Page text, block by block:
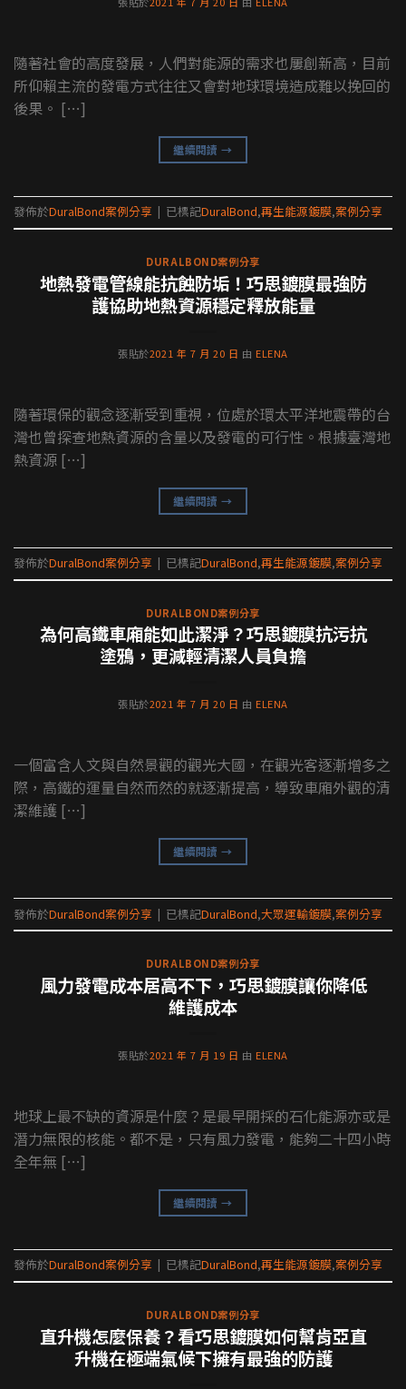
隨著社會的高度發展，人們對能源的需求也屢創新高，目前
所仰賴主流的發電方式往往又會對地球環境造成難以挽回的
後果。 […]
繼續閱讀→
發佈於DuralBond案例分享 | 已標記DuralBond,再生能源鍍膜,案例分享
DURALBOND案例分享
地熱發電管線能抗蝕防垢！巧思鍍膜最強防
護協助地熱資源穩定釋放能量
張貼於2021 年 7 月 20 日 由 ELENA
隨著環保的觀念逐漸受到重視，位處於環太平洋地震帶的台
灣也曾探查地熱資源的含量以及發電的可行性。根據臺灣地
熱資源 […]
繼續閱讀→
發佈於DuralBond案例分享 | 已標記DuralBond,再生能源鍍膜,案例分享
DURALBOND案例分享
為何高鐵車廂能如此潔淨？巧思鍍膜抗污抗
塗鴉，更減輕清潔人員負擔
張貼於2021 年 7 月 20 日 由 ELENA
一個富含人文與自然景觀的觀光大國，在觀光客逐漸增多之
際，高鐵的運量自然而然的就逐漸提高，導致車廂外觀的清
潔維護 […]
繼續閱讀→
發佈於DuralBond案例分享 | 已標記DuralBond,大眾運輸鍍膜,案例分享
DURALBOND案例分享
風力發電成本居高不下，巧思鍍膜讓你降低
維護成本
張貼於2021 年 7 月 19 日 由 ELENA
地球上最不缺的資源是什麼？是最早開採的石化能源亦或是
潛力無限的核能。都不是，只有風力發電，能夠二十四小時
全年無 […]
繼續閱讀→
發佈於DuralBond案例分享 | 已標記DuralBond,再生能源鍍膜,案例分享
DURALBOND案例分享
直升機怎麼保養？看巧思鍍膜如何幫肯亞直
升機在極端氣候下擁有最強的防護